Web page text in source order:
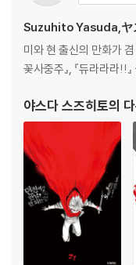
Suzuhito Yasuda,ヤ
미와 현 출신의 만화가
꽃사중주』, 『듀라라라!!
야스다 스즈히토의